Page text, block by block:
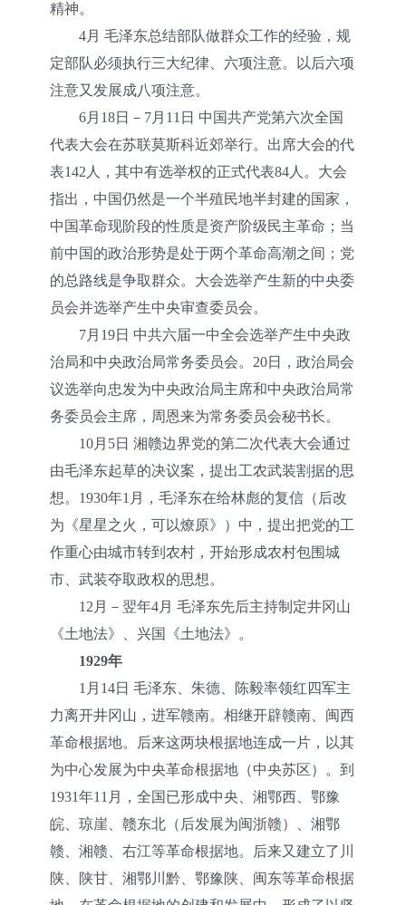
精神。
4月 毛泽东总结部队做群众工作的经验，规
定部队必须执行三大纪律、六项注意。以后六项
注意又发展成八项注意。
6月18日－7月11日 中国共产党第六次全国
代表大会在苏联莫斯科近郊举行。出席大会的代
表142人，其中有选举权的正式代表84人。大会
指出，中国仍然是一个半殖民地半封建的国家，
中国革命现阶段的性质是资产阶级民主革命；当
前中国的政治形势是处于两个革命高潮之间；党
的总路线是争取群众。大会选举产生新的中央委
员会并选举产生中央审查委员会。
7月19日 中共六届一中全会选举产生中央政
治局和中央政治局常务委员会。20日，政治局会
议选举向忠发为中央政治局主席和中央政治局常
务委员会主席，周恩来为常务委员会秘书长。
10月5日 湘赣边界党的第二次代表大会通过
由毛泽东起草的决议案，提出工农武装割据的思
想。1930年1月，毛泽东在给林彪的复信（后改
为《星星之火，可以燎原》）中，提出把党的工
作重心由城市转到农村，开始形成农村包围城
市、武装夺取政权的思想。
12月－翌年4月 毛泽东先后主持制定井冈山
《土地法》、兴国《土地法》。
1929年
1月14日 毛泽东、朱德、陈毅率领红四军主
力离开井冈山，进军赣南。相继开辟赣南、闽西
革命根据地。后来这两块根据地连成一片，以其
为中心发展为中央革命根据地（中央苏区）。到
1931年11月，全国已形成中央、湘鄂西、鄂豫
皖、琼崖、赣东北（后发展为闽浙赣）、湘鄂
赣、湘赣、右江等革命根据地。后来又建立了川
陕、陕甘、湘鄂川黔、鄂豫陕、闽东等革命根据